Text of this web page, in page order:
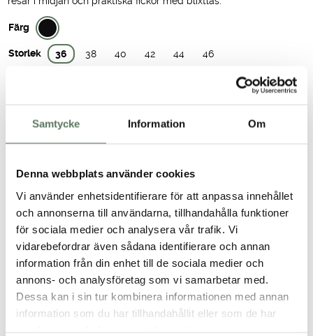
Samtycke Information Om
Denna webbplats använder cookies
Vi använder enhetsidentifierare för att anpassa innehållet
och annonserna till användarna, tillhandahålla funktioner
för sociala medier och analysera vår trafik. Vi
vidarebefordrar även sådana identifierare och annan
information från din enhet till de sociala medier och
annons- och analysföretag som vi samarbetar med.
Dessa kan i sin tur kombinera informationen med annan
information som du har tillhandahållit eller som de har
Storlek 36 38 40 42 44 46
Färg
Storleksguide
Snabb leverans, 1-3 vardagar
Enkla returer & fria byten
Produktbeskrivning
Kvalitet & egenskaper